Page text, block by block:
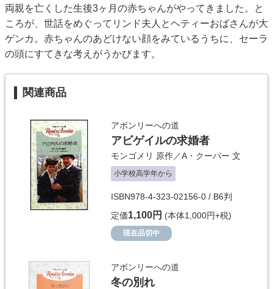
両親を亡くした生後3ヶ月の赤ちゃんがやってきました。と
ころが、世話をめぐってリンド夫人とヘティーおばさんが大
ゲンカ。赤ちゃんのあどけない顔をみているうちに、セーラ
の頭にすてきな考えがうかびます。
関連商品
アボンリーへの道
アビゲイルの求婚者
モンゴメリ 原作／A・クーパー 文
小学校高学年から
ISBN978-4-323-02156-0 / B6判
定価1,100円 (本体1,000円+税)
現在品切中
アボンリーへの道
冬の別れ